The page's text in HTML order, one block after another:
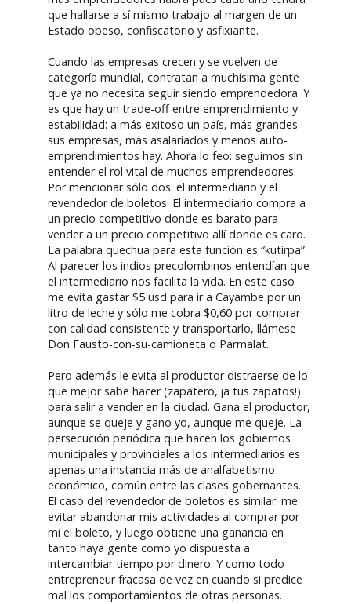
que hallarse a sí mismo trabajo al margen de un
Estado obeso, confiscatorio y asfixiante.
Cuando las empresas crecen y se vuelven de
categoría mundial, contratan a muchísima gente
que ya no necesita seguir siendo emprendedora. Y
es que hay un trade-off entre emprendimiento y
estabilidad: a más exitoso un país, más grandes
sus empresas, más asalariados y menos auto-
emprendimientos hay. Ahora lo feo: seguimos sin
entender el rol vital de muchos emprendedores.
Por mencionar sólo dos: el intermediario y el
revendedor de boletos. El intermediario compra a
un precio competitivo donde es barato para
vender a un precio competitivo allí donde es caro.
La palabra quechua para esta función es “kutirpa”.
Al parecer los indios precolombinos entendían que
el intermediario nos facilita la vida. En este caso
me evita gastar $5 usd para ir a Cayambe por un
litro de leche y sólo me cobra $0,60 por comprar
con calidad consistente y transportarlo, llámese
Don Fausto-con-su-camioneta o Parmalat.
Pero además le evita al productor distraerse de lo
que mejor sabe hacer (zapatero, ¡a tus zapatos!)
para salir a vender en la ciudad. Gana el productor,
aunque se queje y gano yo, aunque me queje. La
persecución periódica que hacen los gobiernos
municipales y provinciales a los intermediarios es
apenas una instancia más de analfabetismo
económico, común entre las clases gobernantes.
El caso del revendedor de boletos es similar: me
evitar abandonar mis actividades al comprar por
mí el boleto, y luego obtiene una ganancia en
tanto haya gente como yo dispuesta a
intercambiar tiempo por dinero. Y como todo
entrepreneur fracasa de vez en cuando si predice
mal los comportamientos de otras personas.